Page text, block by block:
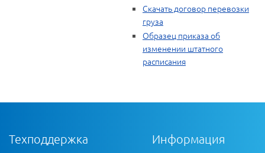
Скачать договор перевозки
груза
Образец приказа об
изменении штатного
расписания
Техподдержка Информация